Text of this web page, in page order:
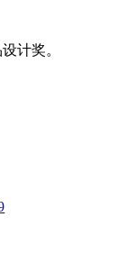
计奖。